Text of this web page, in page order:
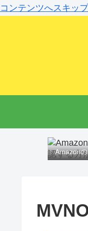
コンテンツへスキップ
Amazon